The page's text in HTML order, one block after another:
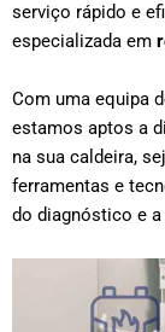
serviço rápido e
especializada em
Com uma equipa
estamos aptos a
na sua caldeira,
ferramentas e
do diagnóstico e